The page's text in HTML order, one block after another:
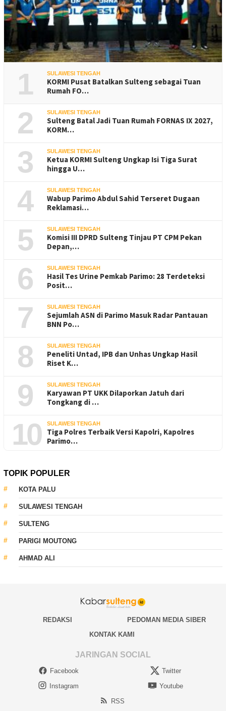
1 SULAWESI TENGAH
KORMI Pusat Batalkan Sulteng sebagai Tuan
Rumah FO…
2 SULAWESI TENGAH
Sulteng Batal Jadi Tuan Rumah FORNAS IX 2027,
KORM…
3 SULAWESI TENGAH
Ketua KORMI Sulteng Ungkap Isi Tiga Surat
hingga U…
4 SULAWESI TENGAH
Wabup Parimo Abdul Sahid Terseret Dugaan
Reklamasi…
5 SULAWESI TENGAH
Komisi III DPRD Sulteng Tinjau PT CPM Pekan
Depan,…
6 SULAWESI TENGAH
Hasil Tes Urine Pemkab Parimo: 28 Terdeteksi
Posit…
7 SULAWESI TENGAH
Sejumlah ASN di Parimo Masuk Radar Pantauan
BNN Po…
8 SULAWESI TENGAH
Peneliti Untad, IPB dan Unhas Ungkap Hasil
Riset K…
9 SULAWESI TENGAH
Karyawan PT UKK Dilaporkan Jatuh dari
Tongkang di …
10 SULAWESI TENGAH
Tiga Polres Terbaik Versi Kapolri, Kapolres
Parimo…
TOPIK POPULER
KOTA PALU
SULAWESI TENGAH
SULTENG
PARIGI MOUTONG
AHMAD ALI
REDAKSI
PEDOMAN MEDIA SIBER
KONTAK KAMI
JARINGAN SOCIAL
Facebook
Twitter
Instagram
Youtube
RSS